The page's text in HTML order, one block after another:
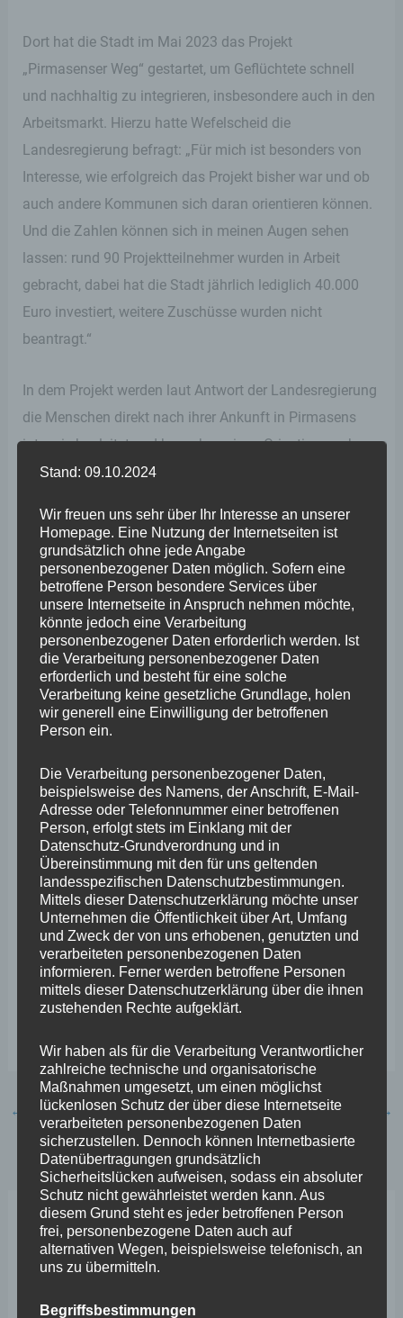
Dort hat die Stadt im Mai 2023 das Projekt
„Pirmasenser Weg“ gestartet, um Geflüchtete schnell
und nachhaltig zu integrieren, insbesondere auch in den
Arbeitsmarkt. Hierzu hatte Wefelscheid die
Landesregierung befragt: „Für mich ist besonders von
Interesse, wie erfolgreich das Projekt bisher war und ob
auch andere Kommunen sich daran orientieren können.
Und die Zahlen können sich in meinen Augen sehen
lassen: rund 90 Projektteilnehmer wurden in Arbeit
gebracht, dabei hat die Stadt jährlich lediglich 40.000
Euro investiert, weitere Zuschüsse wurden nicht
beantragt.“
In dem Projekt werden laut Antwort der Landesregierung
die Menschen direkt nach ihrer Ankunft in Pirmasens
intensiv begleitet und besuchen einen Orientierungskurs.
Dort lernen sie die deutsche Sprache und werden mit
Zudem erhalten sie Unterstützung um sich im Alltag
zurecht zu finden. Schon nach wenigen Wochen
nehmen sie einen 1-Euro-Job auf und können bald
darauf in den ersten Arbeitsmarkt vermittelt werden.
„Hier werden die Menschen aufgefangen und dem
Arbeitsmarkt verfügbar gemacht. Gerade in unserer Zeit,
wo Unternehmen händeringend nach Arbeitskräften
suchen, bietet das große Chancen und erhöht die
Akzeptanz in der Bevölkerung. Pirmasens geht da mit
gutem Beispiel voran“, lobt Wefelscheid. „Nun wäre es
an der Zeit, sich dieses gelungene Projekt als Beispiel zu
nehmen und es schnellstmöglich auf andere
Kommunen zu übertragen. Das Land muss hier
unterstützen, indem es etwa einen Leitfaden herausgibt,
wie der Pirmasenser Weg auch anderswo umgesetzt
werden kann. Denn Asylbewerber, die in Arbeit gebracht
werden, bringen dem Staat und der Gesellschaft Geld
ein anstatt Kosten zu verursachen. In Koblenz und im
← Vorheriger Beitrag Nächster Beitrag →
Neueste Beiträge
Stand: 09.10.2024
Wir freuen uns sehr über Ihr Interesse an unserer
Homepage. Eine Nutzung der Internetseiten ist
grundsätzlich ohne jede Angabe
personenbezogener Daten möglich. Sofern eine
betroffene Person besondere Services über
unsere Internetseite in Anspruch nehmen möchte,
könnte jedoch eine Verarbeitung
personenbezogener Daten erforderlich werden. Ist
die Verarbeitung personenbezogener Daten
erforderlich und besteht für eine solche
Verarbeitung keine gesetzliche Grundlage, holen
wir generell eine Einwilligung der betroffenen
Person ein.
Die Verarbeitung personenbezogener Daten,
beispielsweise des Namens, der Anschrift, E-Mail-
Adresse oder Telefonnummer einer betroffenen
Person, erfolgt stets im Einklang mit der
Datenschutz-Grundverordnung und in
Übereinstimmung mit den für uns geltenden
landesspezifischen Datenschutzbestimmungen.
Mittels dieser Datenschutzerklärung möchte unser
Unternehmen die Öffentlichkeit über Art, Umfang
und Zweck der von uns erhobenen, genutzten und
verarbeiteten personenbezogenen Daten
informieren. Ferner werden betroffene Personen
mittels dieser Datenschutzerklärung über die ihnen
zustehenden Rechte aufgeklärt.
Wir haben als für die Verarbeitung Verantwortlicher
zahlreiche technische und organisatorische
Maßnahmen umgesetzt, um einen möglichst
lückenlosen Schutz der über diese Internetseite
verarbeiteten personenbezogenen Daten
sicherzustellen. Dennoch können Internetbasierte
Datenübertragungen grundsätzlich
Sicherheitslücken aufweisen, sodass ein absoluter
Schutz nicht gewährleistet werden kann. Aus
diesem Grund steht es jeder betroffenen Person
frei, personenbezogene Daten auch auf
alternativen Wegen, beispielsweise telefonisch, an
uns zu übermitteln.
Begriffsbestimmungen